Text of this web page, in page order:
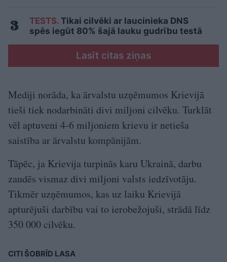
TESTS. Tikai cilvēki ar laucinieka DNS
spēs iegūt 80% šajā lauku gudrību testā
Lasīt citas ziņas
Mediji norāda, ka ārvalstu uzņēmumos Krievijā
tieši tiek nodarbināti divi miljoni cilvēku. Turklāt
vēl aptuveni 4-6 miljoniem krievu ir netieša
saistība ar ārvalstu kompānijām.
Tāpēc, ja Krievija turpinās karu Ukrainā, darbu
zaudēs vismaz divi miljoni valsts iedzīvotāju.
Tikmēr uzņēmumos, kas uz laiku Krievijā
apturējuši darbību vai to ierobežojuši, strādā līdz
350 000 cilvēku.
CITI ŠOBRĪD LASA